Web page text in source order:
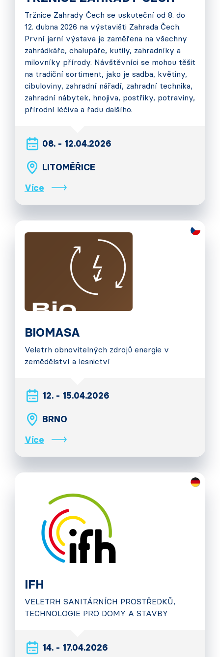
Tržnice Zahrady Čech se uskuteční od 8. do
12. dubna 2026 na výstavišti Zahrada Čech.
První jarní výstava je zaměřena na všechny
zahrádkáře, chalupáře, kutily, zahradníky a
milovníky přírody. Návštěvníci se mohou těšit
na tradiční sortiment, jako je sadba, květiny,
cibuloviny, zahradní nářadí, zahradní technika,
zahradní nábytek, hnojiva, postřiky, potraviny,
přírodní léčiva a řadu dalšího.
08. - 12.04.2026
LITOMĚŘICE
Více
BIOMASA
Veletrh obnovitelných zdrojů energie v
zemědělství a lesnictví
12. - 15.04.2026
BRNO
Více
IFH
VELETRH SANITÁRNÍCH PROSTŘEDKŮ,
TECHNOLOGIE PRO DOMY A STAVBY
14. - 17.04.2026